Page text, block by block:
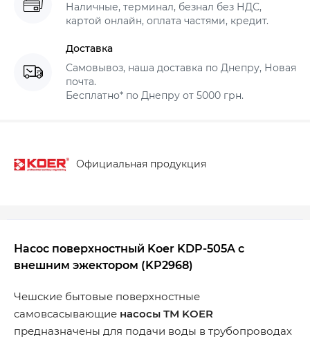
Наличные, терминал, безнал без НДС,
картой онлайн, оплата частями, кредит.
Доставка
Самовывоз, наша доставка по Днепру, Новая
почта.
Бесплатно* по Днепру от 5000 грн.
Официальная продукция
Насос поверхностный Koer KDP-505A с
внешним эжектором (KP2968)
Чешские бытовые поверхностные
самовсасывающие насосы ТМ KOER
предназначены для подачи воды в трубопроводах